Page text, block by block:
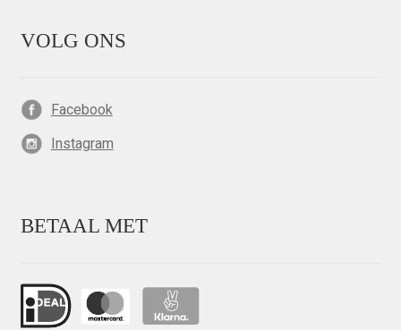
VOLG ONS
Facebook
Instagram
BETAAL MET